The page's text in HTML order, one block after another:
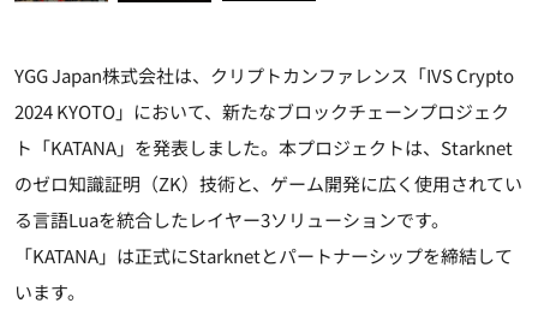
YGG Japan株式会社は、クリプトカンファレンス「IVS Crypto
2024 KYOTO」において、新たなブロックチェーンプロジェク
ト「KATANA」を発表しました。本プロジェクトは、Starknet
のゼロ知識証明（ZK）技術と、ゲーム開発に広く使用されてい
る言語Luaを統合したレイヤー3ソリューションです。
「KATANA」は正式にStarknetとパートナーシップを締結して
います。